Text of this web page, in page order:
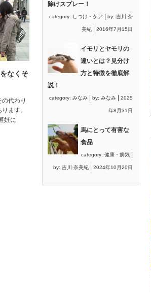
なくそ
代わり
ます。
妊に
除けスプレー！
category: しつけ・ケア by: 吉川 奈
美紀 2016年7月15日
イモリとヤモリの
違いとは？見分け
方と特徴を徹底解
説！
category: みなみ by: みなみ 2025
年8月31日
馬にとって有害な
食品
category: 健康・病気
by: 吉川 奈美紀 2024年10月20日